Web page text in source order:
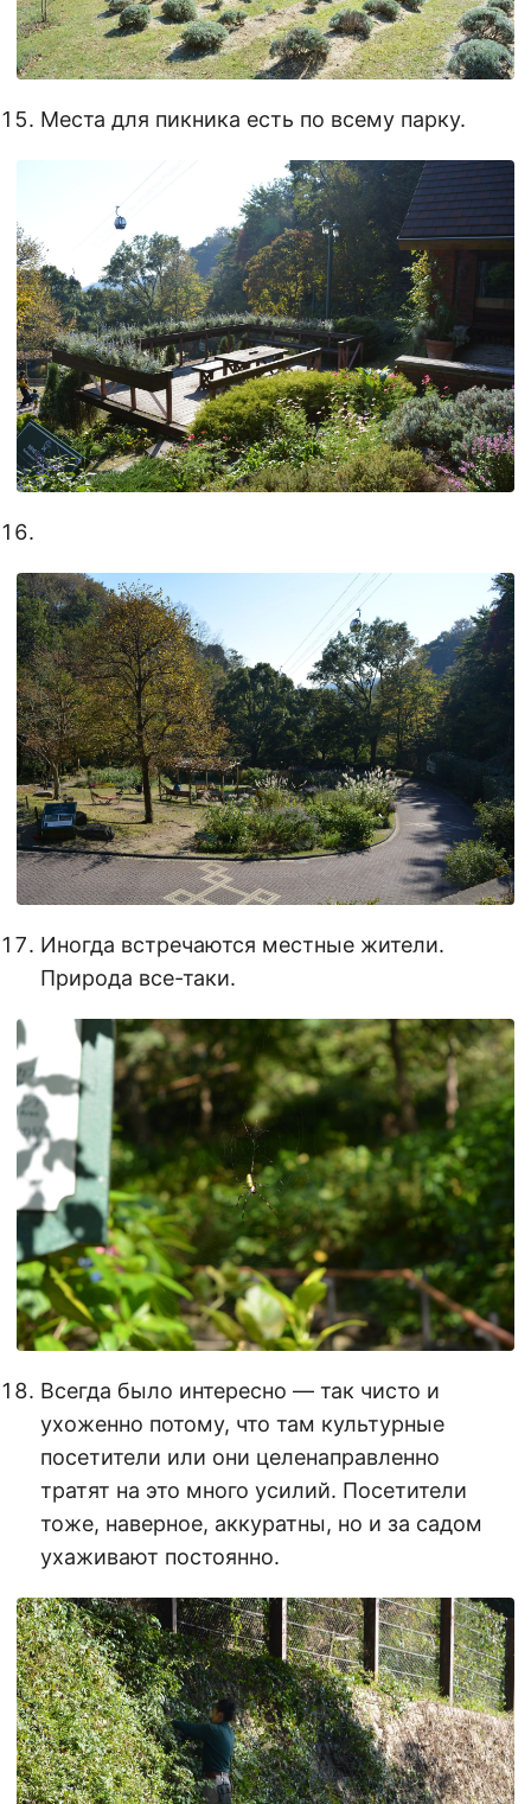
Места для пикника есть по всему парку.
Иногда встречаются местные жители.
Природа все-таки.
Всегда было интересно — так чисто и
ухоженно потому, что там культурные
посетители или они целенаправленно
тратят на это много усилий. Посетители
тоже, наверное, аккуратны, но и за садом
ухаживают постоянно.